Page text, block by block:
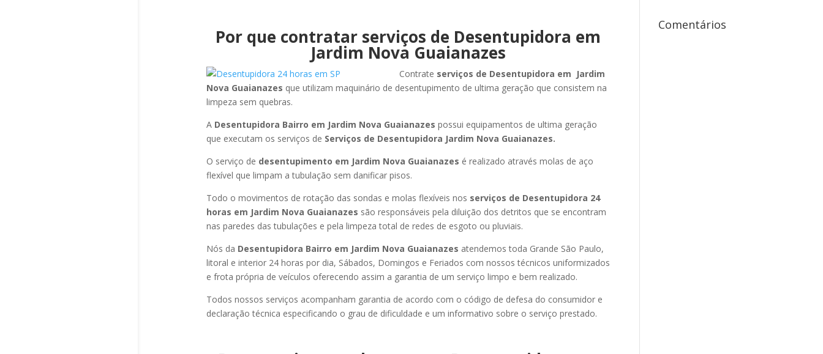
Por que contratar serviços de Desentupidora em
Jardim Nova Guaianazes
Contrate serviços de Desentupidora em Jardim
Nova Guaianazes que utilizam maquinário de desentupimento de ultima geração que consistem na
limpeza sem quebras.
A Desentupidora Bairro em Jardim Nova Guaianazes possui equipamentos de ultima geração
que executam os serviços de Serviços de Desentupidora Jardim Nova Guaianazes.
O serviço de desentupimento em Jardim Nova Guaianazes é realizado através molas de aço
flexível que limpam a tubulação sem danificar pisos.
Todo o movimentos de rotação das sondas e molas flexíveis nos serviços de Desentupidora 24
horas em Jardim Nova Guaianazes são responsáveis pela diluição dos detritos que se encontram
nas paredes das tubulações e pela limpeza total de redes de esgoto ou pluviais.
Nós da Desentupidora Bairro em Jardim Nova Guaianazes atendemos toda Grande São Paulo,
litoral e interior 24 horas por dia, Sábados, Domingos e Feriados com nossos técnicos uniformizados
e frota própria de veículos oferecendo assim a garantia de um serviço limpo e bem realizado.
Todos nossos serviços acompanham garantia de acordo com o código de defesa do consumidor e
declaração técnica especificando o grau de dificuldade e um informativo sobre o serviço prestado.
Comentários